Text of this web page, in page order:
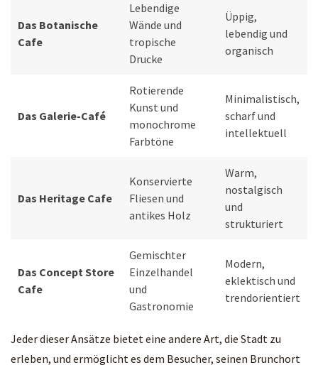
Das Botanische
Cafe
Lebendige
Wände und
tropische
Drucke
Üppig,
lebendig und
organisch
Das Galerie-Café
Rotierende
Kunst und
monochrome
Farbtöne
Minimalistisch,
scharf und
intellektuell
Das Heritage Cafe
Konservierte
Fliesen und
antikes Holz
Warm,
nostalgisch
und
strukturiert
Das Concept Store
Cafe
Gemischter
Einzelhandel
und
Gastronomie
Modern,
eklektisch und
trendorientiert
Jeder dieser Ansätze bietet eine andere Art, die Stadt zu
erleben, und ermöglicht es dem Besucher, seinen Brunchort